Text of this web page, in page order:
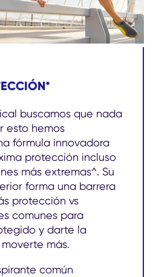
buscamos que nada
esto hemos
fórmula innovadora
protección incluso
más extremas^. Su
forma una barrera
protección vs
comunes para
y darte la
más.
común